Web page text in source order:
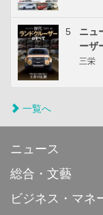
5
ニュ
ーザ
三栄
一覧へ
ニュース
総合・文藝
ビジネス・マネ